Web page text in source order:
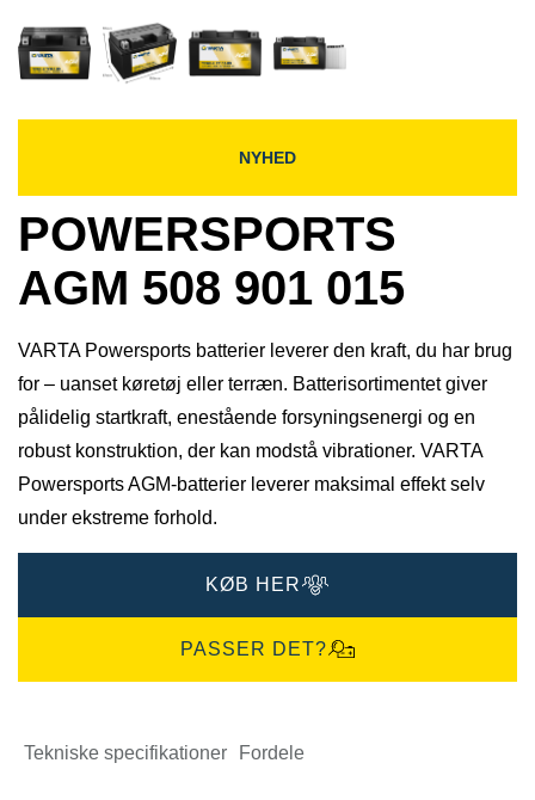
NYHED
POWERSPORTS
AGM 508 901 015
VARTA Powersports batterier leverer den kraft, du har brug
for – uanset køretøj eller terræn. Batterisortimentet giver
pålidelig startkraft, enestående forsyningsenergi og en
robust konstruktion, der kan modstå vibrationer. VARTA
Powersports AGM-batterier leverer maksimal effekt selv
under ekstreme forhold.
KØB HER
PASSER DET?
Tekniske specifikationer Fordele